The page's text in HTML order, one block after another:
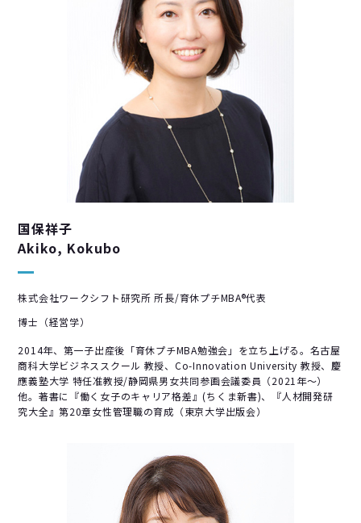
国保祥子
Akiko, Kokubo
株式会社ワークシフト研究所 所長/育休プチMBA®代表
博士（経営学）
2014年、第一子出産後「育休プチMBA勉強会」を立ち上げる。名古屋
商科大学ビジネススクール 教授、Co-Innovation University 教授、慶
應義塾大学 特任准教授/静岡県男女共同参画会議委員（2021年～）
他。著書に『働く女子のキャリア格差』(ちくま新書)、『人材開発研
究大全』第20章女性管理職の育成（東京大学出版会）